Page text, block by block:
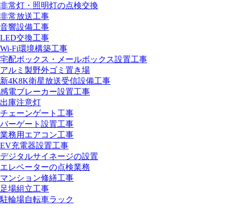
非常灯・照明灯の点検交換
非常放送工事
音響設備工事
LED交換工事
Wi-Fi環境構築工事
宅配ボックス・メールボックス設置工事
アルミ製野外ゴミ置き場
新4K8K衛星放送受信設備工事
感電ブレーカー設置工事
出庫注意灯
チェーンゲート工事
バーゲート設置工事
業務用エアコン工事
EV充電器設置工事
デジタルサイネージの設置
エレベーターの点検業務
マンション修繕工事
足場組立工事
駐輪場自転車ラック